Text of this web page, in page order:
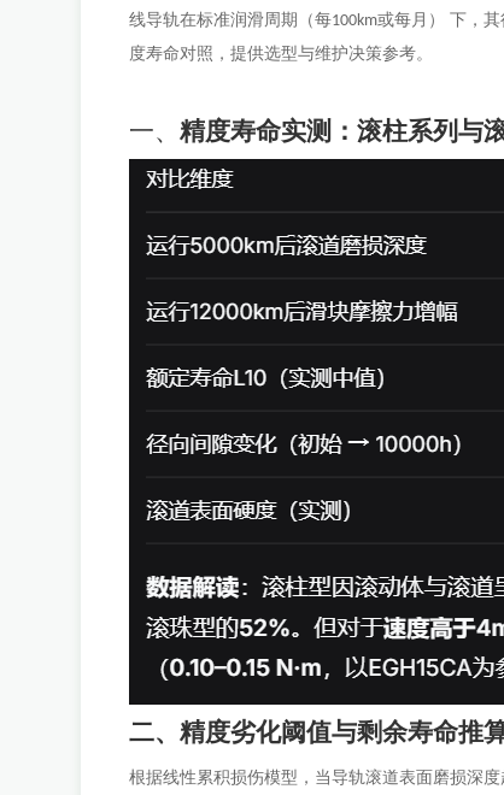
线导轨在标准润滑周期（每100km或每月） 下，
度寿命对照，提供选型与维护决策参考。
一、精度寿命实测：滚柱系列与
二、精度劣化阈值与剩余寿命推
根据线性累积损伤模型，当导轨滚道表面磨损深度